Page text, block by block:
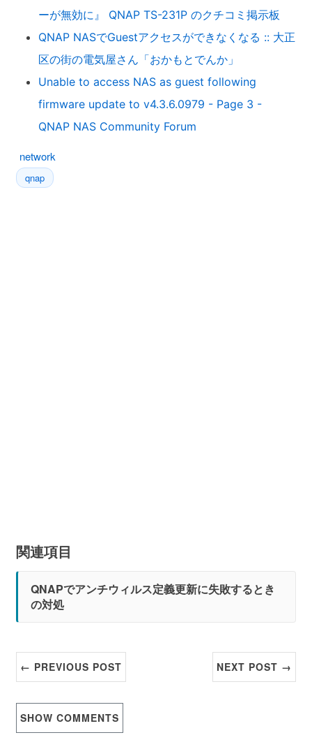
ーが無効に』 QNAP TS-231P のクチコミ掲示板
QNAP NASでGuestアクセスができなくなる :: 大正
区の街の電気屋さん「おかもとでんか」
Unable to access NAS as guest following
firmware update to v4.3.6.0979 - Page 3 -
QNAP NAS Community Forum
network
qnap
関連項目
QNAPでアンチウィルス定義更新に失敗するとき
の対処
← PREVIOUS POST NEXT POST →
SHOWCOMMENTS